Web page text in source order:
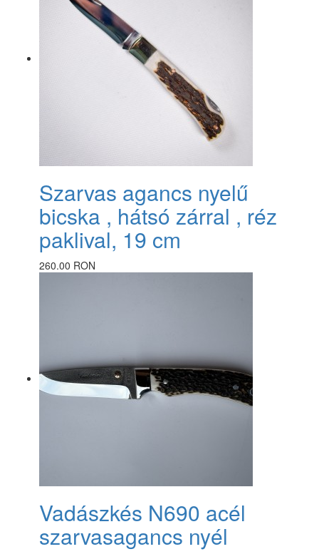
Szarvas agancs nyelű
bicska , hátsó zárral , réz
paklival, 19 cm
260.00 RON
Vadászkés N690 acél
szarvasagancs nyél